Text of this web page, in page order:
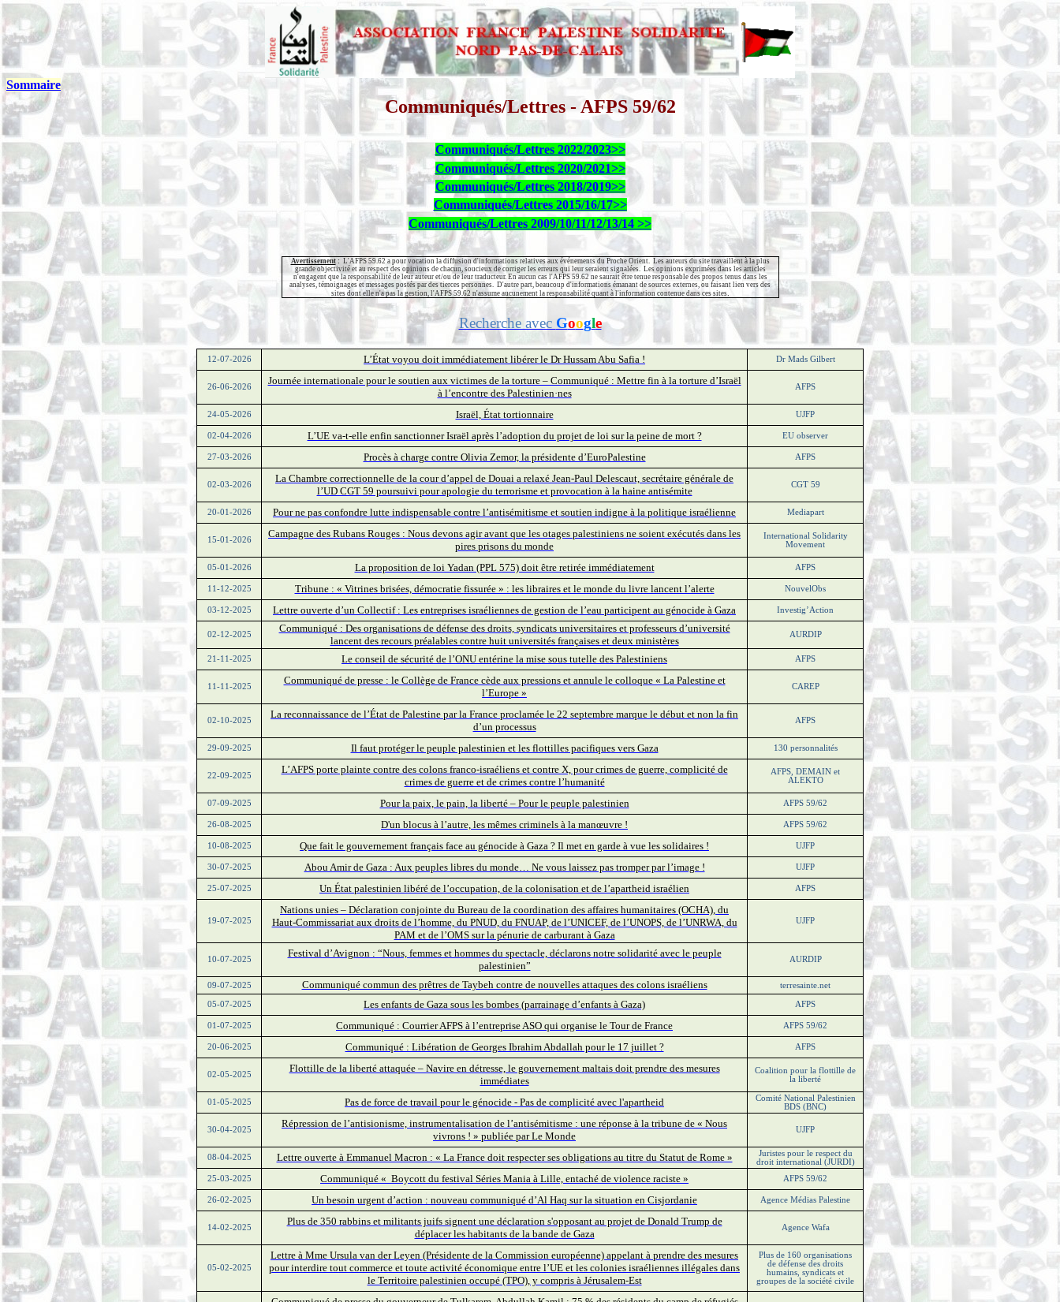
Sommaire
Communiqués/Lettres - AFPS 59/62
Communiqués/Lettres 2022/2023>>
Communiqués/Lettres 2020/2021>>
Communiqués/Lettres 2018/2019>>
Communiqués/Lettres 2015/16/17>>
Communiqués/Lettres 2009/10/11/12/13/14 >>
Avertissement: L'AFPS 59.62 a pour vocation la diffusion d'informations relatives aux événements du Proche Orient. Les auteurs du site travaillent à la plus
grande objectivité et au respect des opinions de chacun, soucieux de corriger les erreurs qui leur seraient signalées.
Les opinions exprimées dans les articles
n'engagent que la responsabilité de leur auteur et/ou de leur traducteur. En aucun cas l'AFPS 59.62 ne saurait être tenue responsable des propos tenus dans les
analyses, témoignages et messages postés par des tierces personnes. D'autre part, beaucoup d'informations émanant de sources externes, ou faisant lien vers des
sites dont elle n'a pas la gestion, l'AFPS 59.62 n'assume aucunement la responsabilité quant à l'information contenue dans ces sites.
Recherche avec Google
12-07-2026 L’État voyou doit immédiatement libérer le Dr Hussam Abu Safia ! Dr Mads Gilbert
26-06-2026
Journée internationale pour le soutien aux victimes de la torture – Communiqué : Mettre fin à la torture d’Israël
à l’encontre des Palestinien·nes
AFPS
24-05-2026 Israël, État tortionnaire UJFP
02-04-2026 L’UE va-t-elle enfin sanctionner Israël après l’adoption du projet de loi sur la peine de mort ? EU observer
27-03-2026 Procès à charge contre Olivia Zemor, la présidente d’EuroPalestine AFPS
02-03-2026
La Chambre correctionnelle de la cour d’appel de Douai a relaxé Jean-Paul Delescaut, secrétaire générale de
l’UD CGT 59 poursuivi pour apologie du terrorisme et provocation à la haine antisémite
CGT 59
20-01-2026 Pour ne pas confondre lutte indispensable contre l’antisémitisme et soutien indigne à la politique israélienne Mediapart
15-01-2026
Campagne des Rubans Rouges : Nous devons agir avant que les otages palestiniens ne soient exécutés dans les
pires prisons du monde
International Solidarity
Movement
05-01-2026 La proposition de loi Yadan (PPL 575) doit être retirée immédiatement AFPS
11-12-2025 Tribune : « Vitrines brisées, démocratie fissurée » : les libraires et le monde du livre lancent l’alerte NouvelObs
03-12-2025 Lettre ouverte d’un Collectif : Les entreprises israéliennes de gestion de l’eau participent au génocide à Gaza Investig’Action
02-12-2025
Communiqué : Des organisations de défense des droits, syndicats universitaires et professeurs d’université
lancent des recours préalables contre huit universités françaises et deux ministères
AURDIP
21-11-2025 Le conseil de sécurité de l’ONU entérine la mise sous tutelle des Palestiniens AFPS
11-11-2025
Communiqué de presse : le Collège de France cède aux pressions et annule le colloque « La Palestine et
l’Europe »
CAREP
02-10-2025
La reconnaissance de l’État de Palestine par la France proclamée le 22 septembre marque le début et non la fin
d’un processus
AFPS
29-09-2025 Il faut protéger le peuple palestinien et les flottilles pacifiques vers Gaza 130 personnalités
22-09-2025
L’AFPS porte plainte contre des colons franco-israéliens et contre X, pour crimes de guerre, complicité de
crimes de guerre et de crimes contre l’humanité
AFPS, DEMAIN et
ALEKTO
07-09-2025 Pour la paix, le pain, la liberté – Pour le peuple palestinien AFPS 59/62
26-08-2025 D'un blocus à l’autre, les mêmes criminels à la manœuvre ! AFPS 59/62
10-08-2025 Que fait le gouvernement français face au génocide à Gaza ? Il met en garde à vue les solidaires ! UJFP
30-07-2025 Abou Amir de Gaza : Aux peuples libres du monde… Ne vous laissez pas tromper par l’image ! UJFP
25-07-2025 Un État palestinien libéré de l’occupation, de la colonisation et de l’apartheid israélien AFPS
19-07-2025
Nations unies – Déclaration conjointe du Bureau de la coordination des affaires humanitaires (OCHA), du
Haut-Commissariat aux droits de l’homme, du PNUD, du FNUAP, de l’UNICEF, de l’UNOPS, de l’UNRWA, du
PAM et de l’OMS sur la pénurie de carburant à Gaza
UJFP
10-07-2025
Festival d’Avignon : “Nous, femmes et hommes du spectacle, déclarons notre solidarité avec le peuple
palestinien”
AURDIP
09-07-2025 Communiqué commun des prêtres de Taybeh contre de nouvelles attaques des colons israéliens terresainte.net
05-07-2025 Les enfants de Gaza sous les bombes (parrainage d’enfants à Gaza) AFPS
01-07-2025 Communiqué : Courrier AFPS à l’entreprise ASO qui organise le Tour de France AFPS 59/62
20-06-2025 Communiqué : Libération de Georges Ibrahim Abdallah pour le 17 juillet ? AFPS
02-05-2025
Flottille de la liberté attaquée – Navire en détresse, le gouvernement maltais doit prendre des mesures
immédiates
Coalition pour la flottille de
la liberté
01-05-2025 Pas de force de travail pour le génocide - Pas de complicité avec l'apartheid
Comité National Palestinien
BDS (BNC)
30-04-2025
Répression de l’antisionisme, instrumentalisation de l’antisémitisme : une réponse à la tribune de « Nous
vivrons ! » publiée par Le Monde
UJFP
08-04-2025 Lettre ouverte à Emmanuel Macron : « La France doit respecter ses obligations au titre du Statut de Rome »
Juristes pour le respect du
droit international (JURDI)
25-03-2025
Communiqué « Boycott du festival Séries Mania à Lille, entaché de violence raciste » AFPS 59/62
26-02-2025 Un besoin urgent d’action : nouveau communiqué d’Al Haq sur la situation en Cisjordanie Agence Médias Palestine
14-02-2025
Plus de 350 rabbins et militants juifs signent une déclaration s'opposant au projet de Donald Trump de
déplacer les habitants de la bande de Gaza
Agence Wafa
05-02-2025
Lettre à Mme Ursula van der Leyen (Présidente de la Commission européenne) appelant à prendre des mesures
pour interdire tout commerce et toute activité économique entre l’UE et les colonies israéliennes illégales dans
le Territoire palestinien occupé (TPO), y compris à Jérusalem-Est
Plus de 160 organisations
de défense des droits
humains, syndicats et
groupes de la société civile